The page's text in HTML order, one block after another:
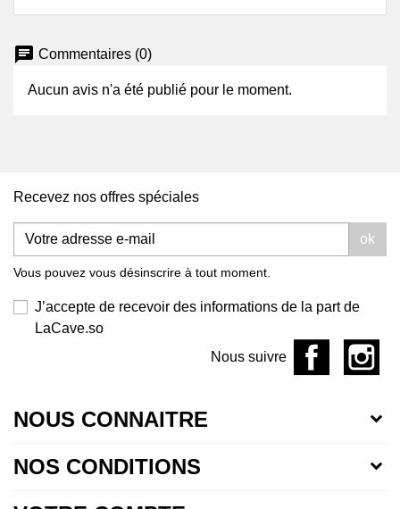
chat Commentaires (0)
Aucun avis n'a été publié pour le moment.
Recevez nos offres spéciales
ok
Vous pouvez vous désinscrire à tout moment.
J’accepte de recevoir des informations de la part de
LaCave.so
Nous suivre
NOUS CONNAITRE
NOS CONDITIONS